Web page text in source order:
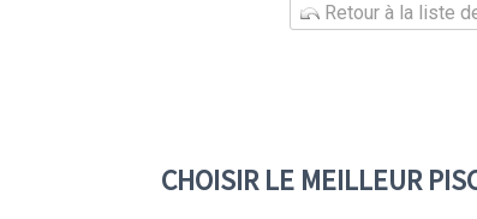
Retour à la liste
CHOISIR LE MEILLEUR